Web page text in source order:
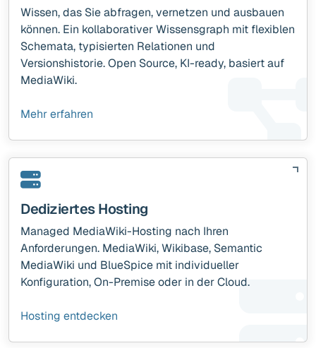
Wissen, das Sie abfragen, vernetzen und ausbauen
können. Ein kollaborativer Wissensgraph mit flexiblen
Schemata, typisierten Relationen und
Versionshistorie. Open Source, KI-ready, basiert auf
MediaWiki.
Mehr erfahren
Dediziertes Hosting
Managed MediaWiki-Hosting nach Ihren
Anforderungen. MediaWiki, Wikibase, Semantic
MediaWiki und BlueSpice mit individueller
Konfiguration, On-Premise oder in der Cloud.
Hosting entdecken